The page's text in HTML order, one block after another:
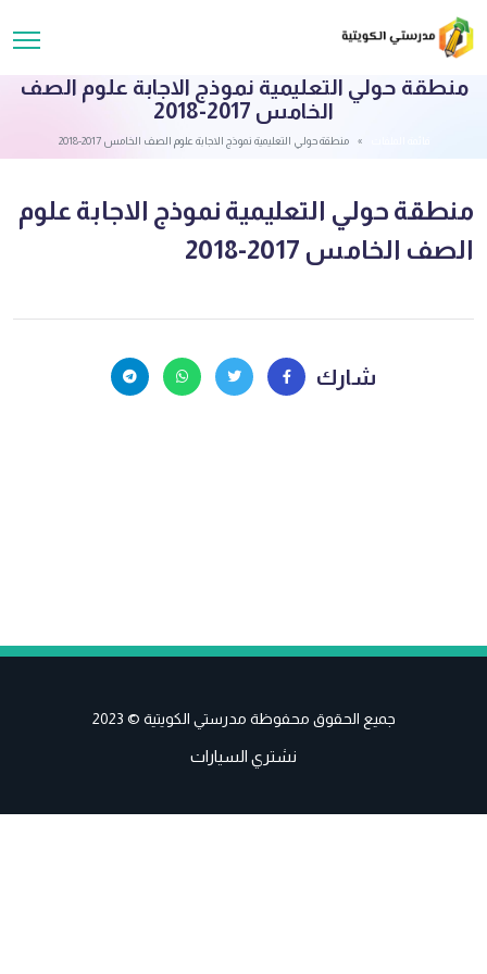
منطقة حولي التعليمية نموذج الاجابة علوم الصف
الخامس 2017-2018
منطقة حولي التعليمية نموذج الاجابة علوم الصف الخامس 2017-2018
منطقة حولي التعليمية نموذج الاجابة علوم
الصف الخامس 2017-2018
شارك
جميع الحقوق محفوظة مدرستي الكويتية © 2023
نشتري السيارات